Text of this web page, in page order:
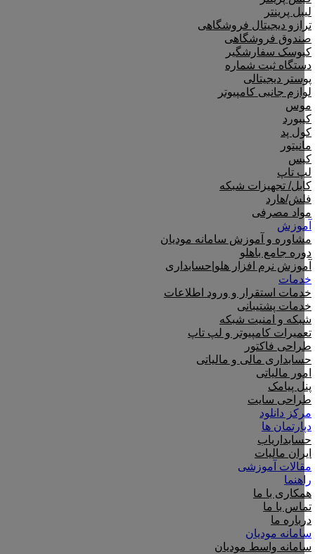
لیبل پرینتر
ترازو دیجیتال فروشگاهی
صندوق فروشگاهی
کیوسک سفارشگیر
دستگاه ثبت شماره
پوستر دیجیتالی
لوازم جانبی کامپیوتر
موس
کیبورد
کول پد
مانیتور
کیس
لپ تاپ
کابل/ تجهیزات شبکه
فلش/هارد
مواد مصرفی
آموزش
مشاوره و آموزش سامانه مودیان
دوره جامع باهلو
آموزش نرم افزار هلو|حسابداری
خدمات
خدمات استقرار و ورود اطلاعات
خدمات پشتیبانی
شبکه و امنیت شبکه
تعمیرات کامپیوتر و لپ تاپ
طراحی فاکتور
حسابداری مالی و مالیاتی
امور مالیاتی
پنل پیامک
طراحی سایت
مرکز دانلود
دپارتمان ها
حسابداریاب
ایران مالیات
مقالات آموزشی
راهنما
همکاری با ما
تماس با ما
درباره ما
سامانه مودیان
سامانه واسط مودیان